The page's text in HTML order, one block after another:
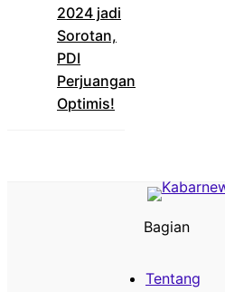
2024 jadi
Sorotan,
PDI
Perjuangan
Optimis!
Bagian
Tentang